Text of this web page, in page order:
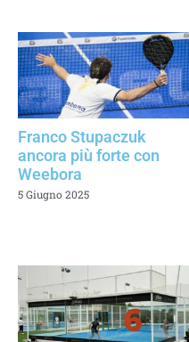
Franco Stupaczuk
ancora più forte con
Weebora
5 Giugno 2025